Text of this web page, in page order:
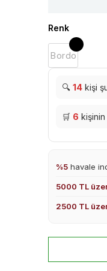
Renk
Bordo
🔍14 kişi
🛒 6
%5 havale
5000 TL
2500 TL